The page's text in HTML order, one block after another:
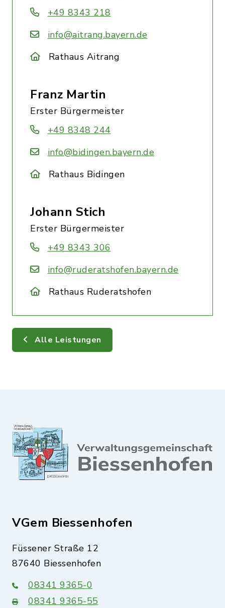
+49 8343 218
info@aitrang.bayern.de
Rathaus Aitrang
Franz Martin
Erster Bürgermeister
+49 8348 244
info@bidingen.bayern.de
Rathaus Bidingen
Johann Stich
Erster Bürgermeister
+49 8343 306
info@ruderatshofen.bayern.de
Rathaus Ruderatshofen
Alle Leistungen
VGem Biessenhofen
Füssener Straße 12
87640 Biessenhofen
08341 9365-0
08341 9365-55